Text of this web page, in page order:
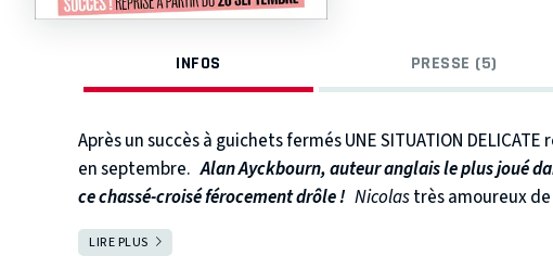
INFOS PRESSE (5)
Après un succès à guichets fermés UNE SITUATION
en septembre. Alan Ayckbourn, auteur anglais le plus joué
ce chassé-croisé férocement drôle ! Nicolastrès amoureux de
cet amour fou, elle décide de rompre avec son amant
Marianne. Elle doit rencontrer une dernière fois Philippe chez
LIRE PLUS